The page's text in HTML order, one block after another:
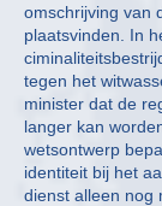
omschrijving van
plaatsvinden. In
tegen het
minister dat de
langer kan
wetsontwerp
identiteit bij het
dienst alleen nog